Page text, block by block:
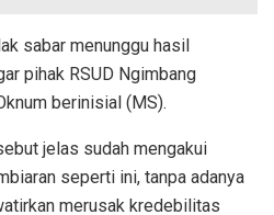
sabar menunggu hasil
pihak RSUD Ngimbang
berinisial (MS).
jelas sudah mengakui
seperti ini, tanpa adanya
merusak kredebilitas